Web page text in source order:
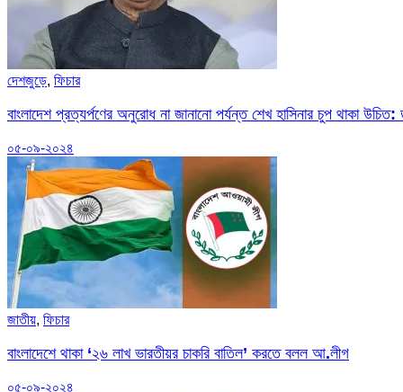
দেশজুড়ে, ফিচার
বাংলাদেশ প্রত্যর্পণের অনুরোধ না জানানো পর্যন্ত শেখ হাসিনার চুপ থাকা
০৫-০৯-২০২৪
জাতীয়, ফিচার
বাংলাদেশে থাকা ‌‘২৬ লাখ ভারতীয়র চাকরি বাতিল’ করতে বলল আ.লীগ
০৫-০৯-২০২৪